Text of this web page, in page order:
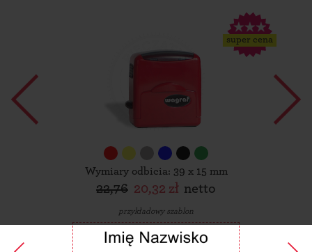
super cena
Wymiary odbicia: 39 x 15 mm
22,76 20,32 zł netto
przykładowy szablon